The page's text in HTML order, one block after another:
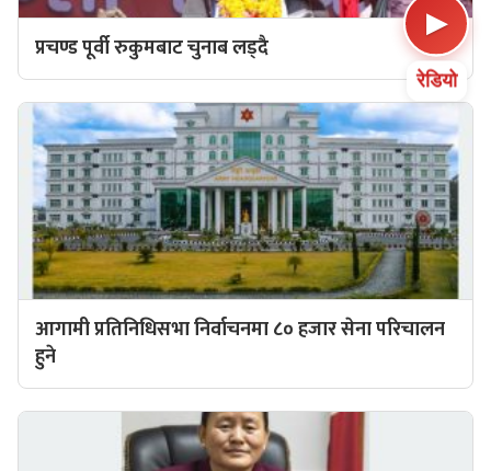
▶
रेडियो
प्रचण्ड पूर्वी रुकुमबाट चुनाब लड्दै
आगामी प्रतिनिधिसभा निर्वाचनमा ८० हजार सेना परिचालन
हुने